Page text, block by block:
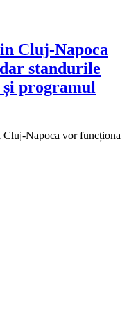
Cluj-Napoca
standurile
programul
Cluj-Napoca vor funcționa